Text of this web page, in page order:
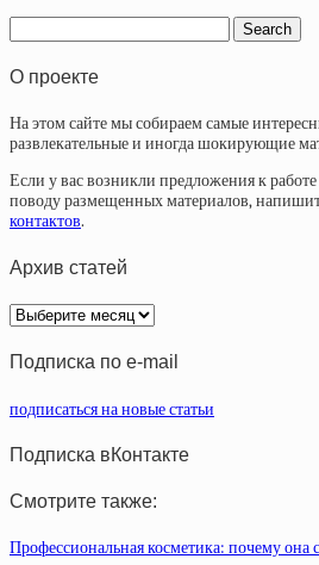
О проекте
На этом сайте мы собираем самые
развлекательные и иногда шокирующие
Если у вас возникли предложения к
поводу размещенных материалов,
контактов.
Архив статей
Архив
статей
Подписка по e-mail
подписаться на новые статьи
Подписка вКонтакте
Смотрите также:
Профессиональная косметика: почему она